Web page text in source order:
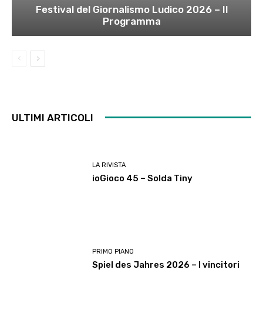
Festival del Giornalismo Ludico 2026 – Il
Programma
ULTIMI ARTICOLI
LA RIVISTA
ioGioco 45 – Solda Tiny
PRIMO PIANO
Spiel des Jahres 2026 – I vincitori